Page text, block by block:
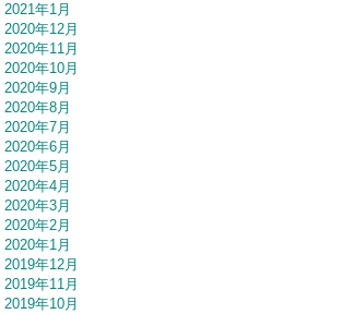
2021年1月
2020年12月
2020年11月
2020年10月
2020年9月
2020年8月
2020年7月
2020年6月
2020年5月
2020年4月
2020年3月
2020年2月
2020年1月
2019年12月
2019年11月
2019年10月